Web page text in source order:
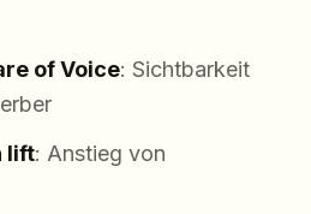
of Voice: Sichtbarkeit
lift: Anstieg von